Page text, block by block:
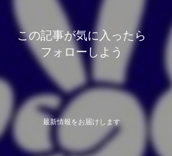
この記事が気に入ったら
フォローしよう
最新情報をお届けします